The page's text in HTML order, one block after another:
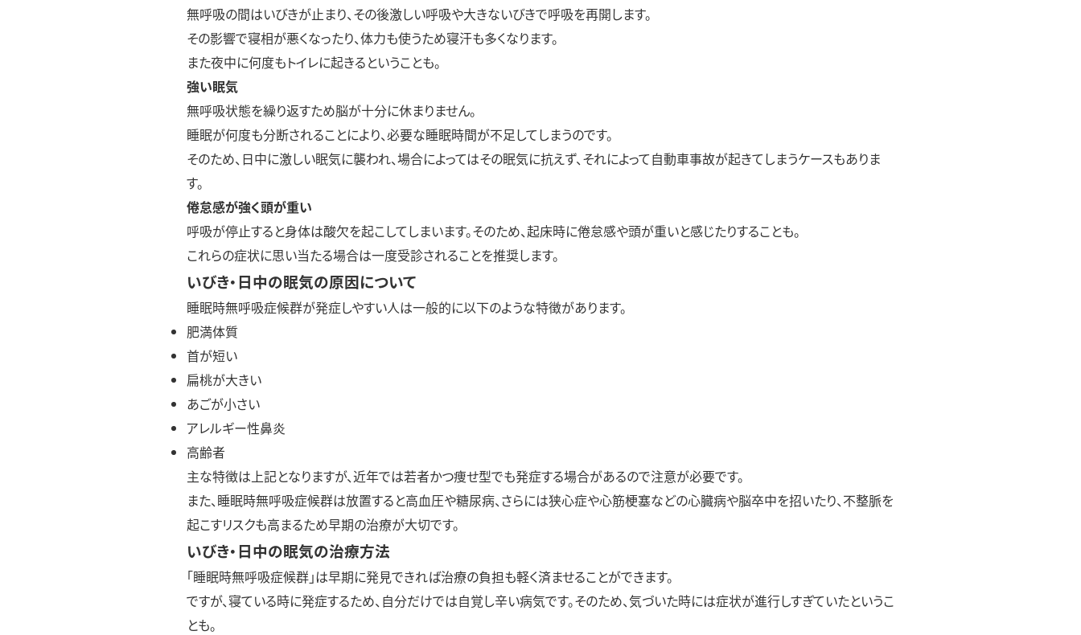
無呼吸の間はいびきが止まり、その後激しい呼吸や大きないびきで呼吸を再開します。
その影響で寝相が悪くなったり、体力も使うため寝汗も多くなります。
また夜中に何度もトイレに起きるということも。
強い眠気
無呼吸状態を繰り返すため脳が十分に休まりません。
睡眠が何度も分断されることにより、必要な睡眠時間が不足してしまうのです。
そのため、日中に激しい眠気に襲われ、場合によってはその眠気に抗えず、それによって自動車事故が起きてしまうケースもありま
す。
倦怠感が強く頭が重い
呼吸が停止すると身体は酸欠を起こしてしまいます。そのため、起床時に倦怠感や頭が重いと感じたりすることも。
これらの症状に思い当たる場合は一度受診されることを推奨します。
いびき・日中の眠気の原因について
睡眠時無呼吸症候群が発症しやすい人は一般的に以下のような特徴があります。
肥満体質
首が短い
扁桃が大きい
あごが小さい
アレルギー性鼻炎
高齢者
主な特徴は上記となりますが、近年では若者かつ痩せ型でも発症する場合があるので注意が必要です。
また、睡眠時無呼吸症候群は放置すると高血圧や糖尿病、さらには狭心症や心筋梗塞などの心臓病や脳卒中を招いたり、不整脈を
起こすリスクも高まるため早期の治療が大切です。
いびき・日中の眠気の治療方法
「睡眠時無呼吸症候群」は早期に発見できれば治療の負担も軽く済ませることができます。
ですが、寝ている時に発症するため、自分だけでは自覚し辛い病気です。そのため、気づいた時には症状が進行しすぎていたというこ
とも。